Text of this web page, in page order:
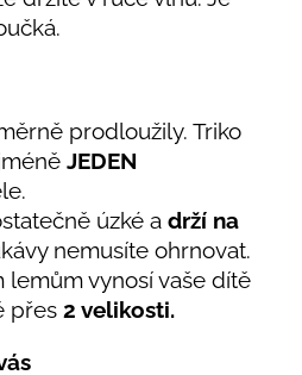
prodloužily. Triko
JEDEN
úzké a drží na
nemusíte ohrnovat.
lemům vynosí vaše dítě
přes 2 velikosti.